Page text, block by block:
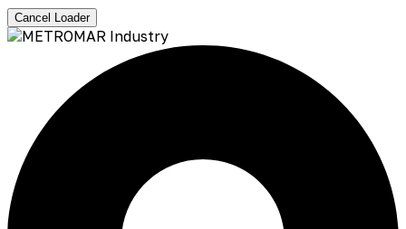
Cancel Loader